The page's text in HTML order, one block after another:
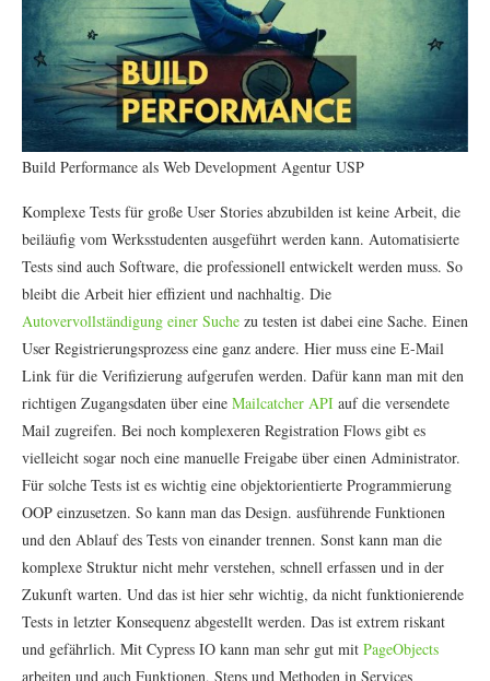
Build Performance als Web Development Agentur USP
Komplexe Tests für große User Stories abzubilden ist keine Arbeit, die
beiläufig vom Werksstudenten ausgeführt werden kann. Automatisierte
Tests sind auch Software, die professionell entwickelt werden muss. So
bleibt die Arbeit hier effizient und nachhaltig. Die
Autovervollständigung einer Suche zu testen ist dabei eine Sache. Einen
User Registrierungsprozess eine ganz andere. Hier muss eine E-Mail
Link für die Verifizierung aufgerufen werden. Dafür kann man mit den
richtigen Zugangsdaten über eine Mailcatcher API auf die versendete
Mail zugreifen. Bei noch komplexeren Registration Flows gibt es
vielleicht sogar noch eine manuelle Freigabe über einen Administrator.
Für solche Tests ist es wichtig eine objektorientierte Programmierung
OOP einzusetzen. So kann man das Design. ausführende Funktionen
und den Ablauf des Tests von einander trennen. Sonst kann man die
komplexe Struktur nicht mehr verstehen, schnell erfassen und in der
Zukunft warten. Und das ist hier sehr wichtig, da nicht funktionierende
Tests in letzter Konsequenz abgestellt werden. Das ist extrem riskant
und gefährlich. Mit Cypress IO kann man sehr gut mit PageObjects
arbeiten und auch Funktionen, Steps und Methoden in Services